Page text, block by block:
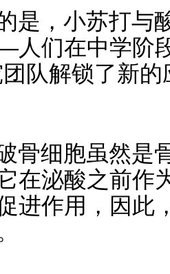
是，小苏打与
们在中学阶
团队解锁了新
骨细胞虽然是
在泌酸之前作
进作用，因此